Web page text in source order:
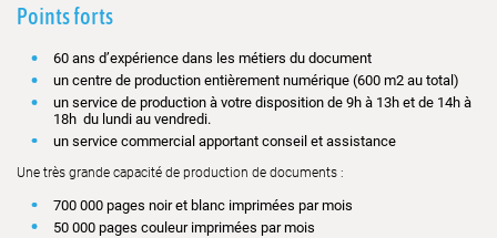
Points forts
60 ans d’expérience dans les métiers du document
un centre de production entièrement numérique (600 m2 au total)
un service de production à votre disposition de 9h à 13h et de 14h à
18h du lundi au vendredi.
un service commercial apportant conseil et assistance
Une très grande capacité de production de documents :
700 000 pages noir et blanc imprimées par mois
50 000 pages couleur imprimées par mois